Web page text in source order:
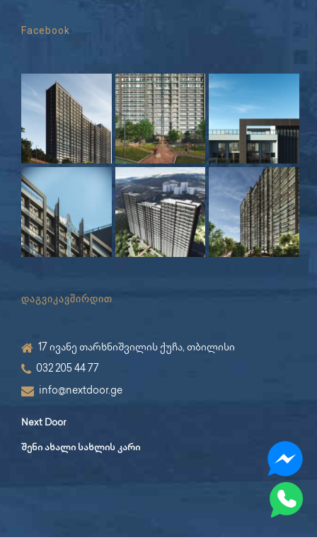
Facebook
დაგვიკავშირდით
17 ივანე თარხნიშვილის ქუჩა, თბილისი
032 205 44 77
info@nextdoor.ge
Next Door
შენი ახალი სახლის კარი